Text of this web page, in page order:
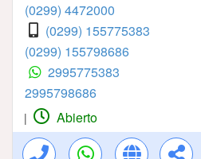
(0299) 4472000
(0299) 155775383
(0299) 155798686
2995775383
2995798686
| Abierto